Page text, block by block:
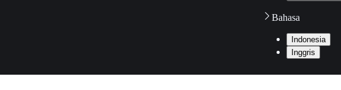
Bahasa
Indonesia
Inggris